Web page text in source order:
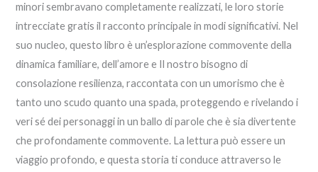
minori sembravano completamente realizzati, le loro storie
intrecciate gratis il racconto principale in modi significativi. Nel
suo nucleo, questo libro è un’esplorazione commovente della
dinamica familiare, dell’amore e Il nostro bisogno di
consolazione resilienza, raccontata con un umorismo che è
tanto uno scudo quanto una spada, proteggendo e rivelando i
veri sé dei personaggi in un ballo di parole che è sia divertente
che profondamente commovente. La lettura può essere un
viaggio profondo, e questa storia ti conduce attraverso le